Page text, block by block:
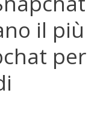
il più
per